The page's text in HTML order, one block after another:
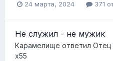
24 марта, 2024 371
Не служил - не мужик
Карамелище ответил Отец
x55